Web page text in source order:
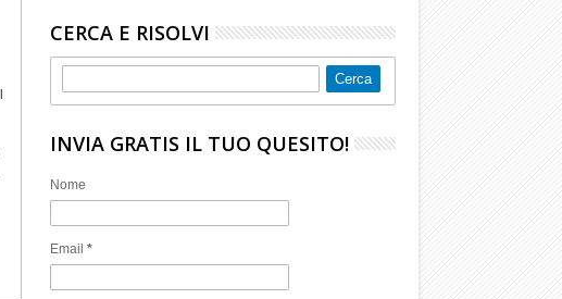
CERCA E RISOLVI
INVIA GRATIS IL TUO QUESITO!
Nome
Email *